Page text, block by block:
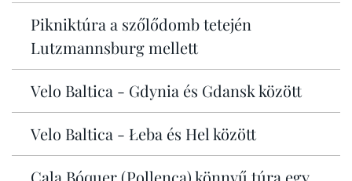
Pikniktúra a szőlődomb tetején
Lutzmannsburg mellett
Velo Baltica - Gdynia és Gdansk között
Velo Baltica - Łeba és Hel között
Cala Bóquer (Pollenca) könnyű túra egy